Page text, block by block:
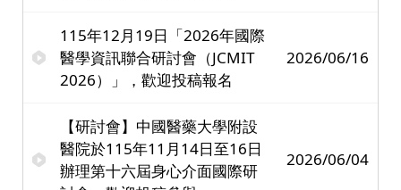
115年12月19日「2026年國際
醫學資訊聯合研討會（JCMIT
2026）」，歡迎投稿報名
2026/06/16
【研討會】中國醫藥大學附設
醫院於115年11月14日至16日
辦理第十六屆身心介面國際研
2026/06/04